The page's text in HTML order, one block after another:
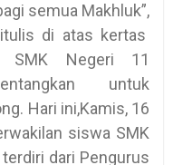
semua Makhluk”,
di atas kertas
SMK Negeri 11
untuk
Hari ini,Kamis, 16
siswa SMK
dari Pengurus